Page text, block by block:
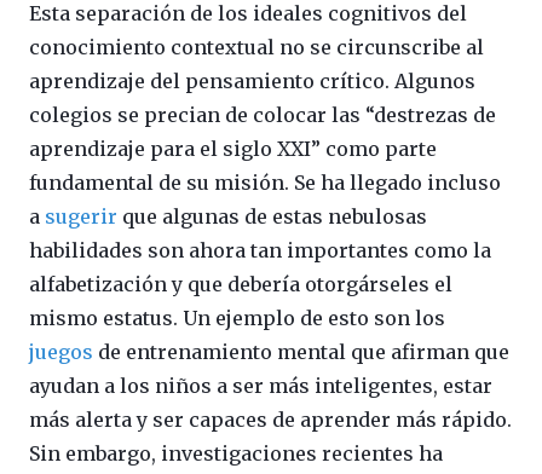
Esta separación de los ideales cognitivos del
conocimiento contextual no se circunscribe al
aprendizaje del pensamiento crítico. Algunos
colegios se precian de colocar las “destrezas de
aprendizaje para el siglo XXI” como parte
fundamental de su misión. Se ha llegado incluso
a sugerir que algunas de estas nebulosas
habilidades son ahora tan importantes como la
alfabetización y que debería otorgárseles el
mismo estatus. Un ejemplo de esto son los
juegos de entrenamiento mental que afirman que
ayudan a los niños a ser más inteligentes, estar
más alerta y ser capaces de aprender más rápido.
Sin embargo, investigaciones recientes ha